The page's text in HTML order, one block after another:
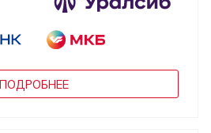
ПОДРОБНЕЕ